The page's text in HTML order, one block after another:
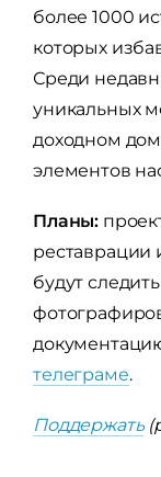
более 1000
которых
Среди
уникальных
доходном
элементов
Планы:
реставрации
будут
телеграме.
Поддержать